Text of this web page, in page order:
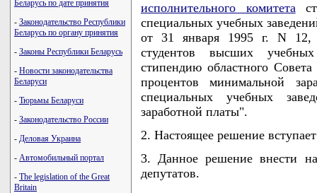
Беларусь по дате принятия
- Законодательство Республики
Беларусь по органу принятия
- Законы Республики Беларусь
- Новости законодательства
Беларуси
- Тюрьмы Беларуси
- Законодательство России
- Деловая Украина
- Автомобильный портал
- The legislation of the Great
Britain
исполнительного комитета
специальных учебных
от 31 января 1995 г. N 12,
студентов высших
стипендию областного
процентов минимальной
специальных учебных
заработной платы".
2. Настоящее решение
3. Данное решение внести на
депутатов.